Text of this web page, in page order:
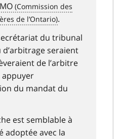
.
du tribunal
seraient
de l’arbitre
appuyer
du mandat du
est semblable à
adoptée avec la